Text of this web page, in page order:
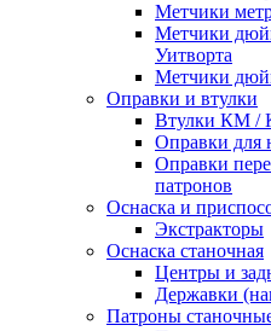
Метчики
Метчики
Уитворта
Метчики
Оправки и втулки
Втулки КМ /
Оправки для
Оправки
патронов
Оснаска и
Экстракторы
Оснаска станочная
Центры и
Державки
Патроны